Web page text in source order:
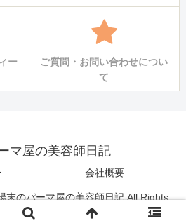
ー
ご質問・お問い合わせについ
て
マ屋の美容師日記
会社概要
のパーマ屋の美容師日記 All Rights
Reserved.